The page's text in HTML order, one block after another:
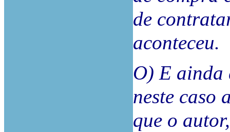
de
aconteceu.
O) E ainda
neste caso
que o